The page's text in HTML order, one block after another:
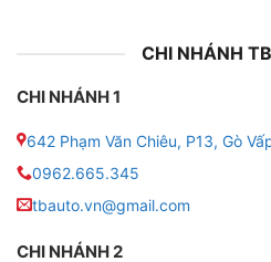
dàng lắp đặt vào nhiều loại xe
Zestech E360 là dòng màn
hữu cấu hình vượt trội trong
● Màn hình: 9 – 10inch, IPS
CHI NHÁNH
CHI NHÁNH 1
642 Phạm Văn Chiêu, P13, Gò
0962.665.345
tbauto.vn@gmail.com
CHI NHÁNH 2